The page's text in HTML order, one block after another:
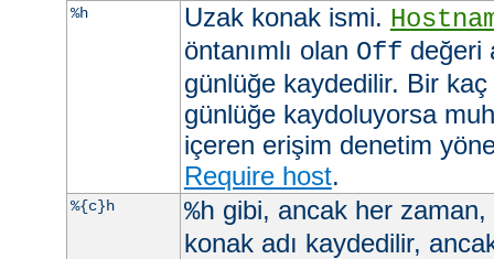
%h Uzak konak ismi.
öntanımlı olan Off değeri
günlüğe kaydedilir. Bir
günlüğe kaydoluyorsa
içeren erişim denetim
Require host.
%{c}h %h gibi, ancak her zaman,
konak adı kaydedilir,